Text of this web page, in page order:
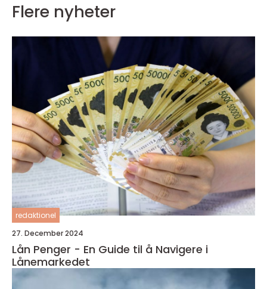
Flere nyheter
redaktionel
27. December 2024
Lån Penger - En Guide til å Navigere i
Lånemarkedet